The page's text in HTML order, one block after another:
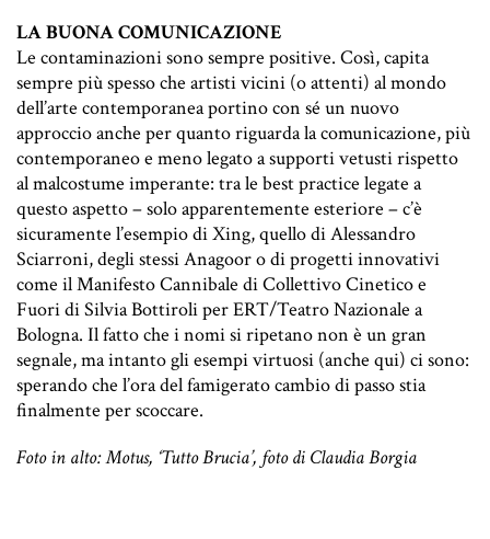
LA BUONA COMUNICAZIONE
Le contaminazioni sono sempre positive. Così, capita
sempre più spesso che artisti vicini (o attenti) al mondo
dell’arte contemporanea portino con sé un nuovo
approccio anche per quanto riguarda la comunicazione, più
contemporaneo e meno legato a supporti vetusti rispetto
al malcostume imperante: tra le best practice legate a
questo aspetto – solo apparentemente esteriore – c’è
sicuramente l’esempio diXing, quello diAlessandro
Sciarroni, degli stessi Anagoor o di progetti innovativi
come ilManifesto Cannibale di Collettivo Cinetico e
Fuoridi Silvia Bottiroli per ERT/Teatro Nazionale a
Bologna. Il fatto che i nomi si ripetano non è un gran
segnale, ma intanto gli esempi virtuosi (anche qui) ci sono:
sperando che l’ora del famigerato cambio di passo stia
finalmente per scoccare.
Foto in alto: Motus, ‘Tutto Brucia’, foto di Claudia Borgia